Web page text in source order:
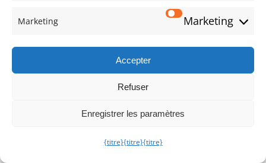
Marketing Marketing
Accepter
Refuser
Enregistrer les paramètres
{titre}{titre}{titre}
Pour des demandes générales ou des informations
supplémentaires sur notre entreprise, veuillez vous
d'information. Nous vous contacterons dans les plus